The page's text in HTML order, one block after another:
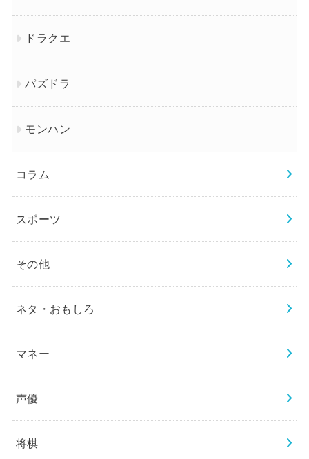
ドラクエ
パズドラ
モンハン
コラム
スポーツ
その他
ネタ・おもしろ
マネー
声優
将棋